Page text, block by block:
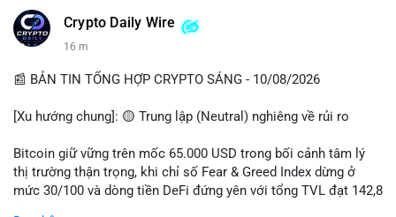
các quỹ phòng hộ sang vị thế Long là tín hiệu tích cực ngầm,
nhưng biến động ngắn hạn vẫn cao.
• Khuyến nghị: Cẩn trọng với các lệnh Long/Short khi Bitcoin
chưa thoát khỏi vùng giá hiện tại. Theo dõi sát các tin tức về
📰 Nguồn: CoinDesk
Crypto Daily Wire
16 m
📰 BẢN TIN TỔNG HỢP CRYPTO SÁNG - 10/08/2026
[Xu hướng chung]: 🟡 Trung lập (Neutral) nghiêng về rủi ro
Bitcoin giữ vững trên mốc 65.000 USD trong bối cảnh tâm lý
thị trường thận trọng, khi chỉ số Fear & Greed Index dừng ở
mức 30/100 và dòng tiền DeFi đứng yên với tổng TVL đạt 142,8